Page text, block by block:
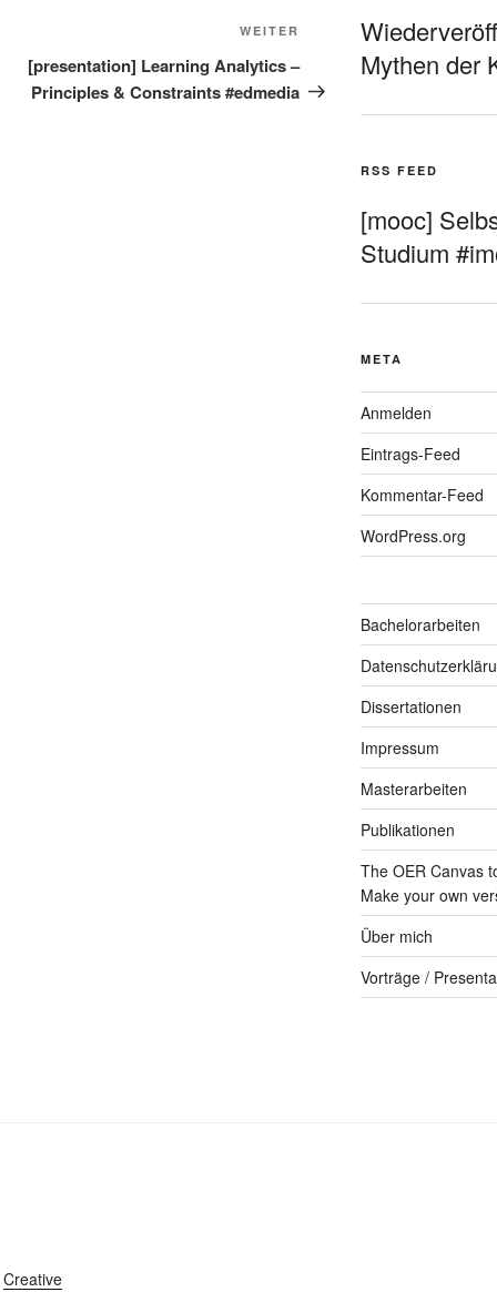
Nächster
Beitrag
WEITER
[presentation] Learning Analytics –
Principles & Constraints #edmedia
Mythen der
RSS FEED
[mooc]
Studium
META
Anmelden
Eintrags-Feed
Kommentar-Feed
WordPress.org
Bachelorarbeiten
Dissertationen
Impressum
Masterarbeiten
Publikationen
The OER Canvas
Make your own
Über mich
Vorträge /
Creative